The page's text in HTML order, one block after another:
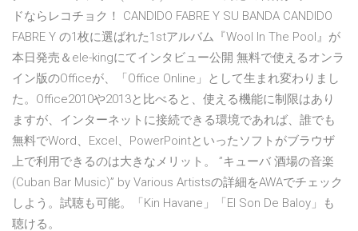
ドならレコチョク！ CANDIDO FABRE Y SU BANDA CANDIDO
FABRE Y の1枚に選ばれた1stアルバム『Wool In The Pool』が
本日発売＆ele-kingにてインタビュー公開 無料で使えるオンラ
イン版のOfficeが、「Office Online」として生まれ変わりまし
た。Office2010や2013と比べると、使える機能に制限はあり
ますが、インターネットに接続できる環境であれば、誰でも
無料でWord、Excel、PowerPointといったソフトがブラウザ
上で利用できるのは大きなメリット。 ”キューバ 酒場の音楽
(Cuban Bar Music)” by Various Artistsの詳細をAWAでチェック
しよう。試聴も可能。「Kin Havane」「El Son De Baloy」も
聴ける。